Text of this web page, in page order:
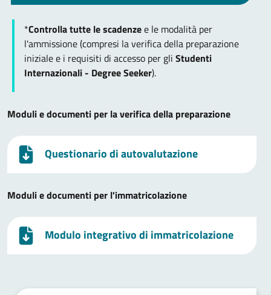
*Controlla tutte le scadenzee le modalità per
l'ammissione (compresi la verifica della preparazione
iniziale e i requisiti di accesso per gli Studenti
Internazionali - Degree Seeker).
Moduli e documenti per la verifica della preparazione
Questionario di autovalutazione
Moduli e documenti per l'immatricolazione
Modulo integrativo di immatricolazione